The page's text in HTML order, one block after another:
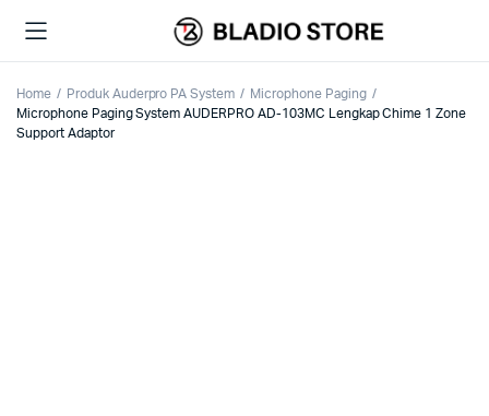
Home Produk Auderpro PA System
Microphone Paging
Microphone Paging System AUDERPRO AD-103MC Lengkap Chime 1 Zone
Support Adaptor